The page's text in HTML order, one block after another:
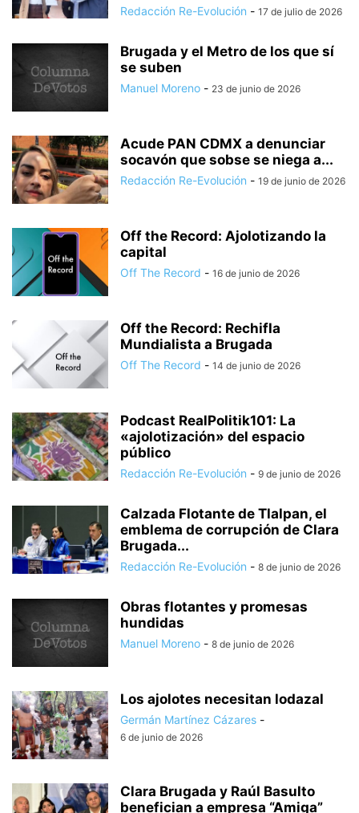
Redacción Re-Evolución - 17 de julio de 2026
Brugada y el Metro de los que sí
se suben
Manuel Moreno - 23 de junio de 2026
Acude PAN CDMX a denunciar
socavón que sobse se niega a...
Redacción Re-Evolución - 19 de junio de 2026
Off the Record: Ajolotizando la
capital
Off The Record - 16 de junio de 2026
Off the Record: Rechifla
Mundialista a Brugada
Off The Record - 14 de junio de 2026
Podcast RealPolitik101: La
«ajolotización» del espacio
público
Redacción Re-Evolución - 9 de junio de 2026
Calzada Flotante de Tlalpan, el
emblema de corrupción de Clara
Brugada...
Redacción Re-Evolución - 8 de junio de 2026
Obras flotantes y promesas
hundidas
Manuel Moreno - 8 de junio de 2026
Los ajolotes necesitan lodazal
Germán Martínez Cázares -
6 de junio de 2026
Clara Brugada y Raúl Basulto
benefician a empresa “Amiga”